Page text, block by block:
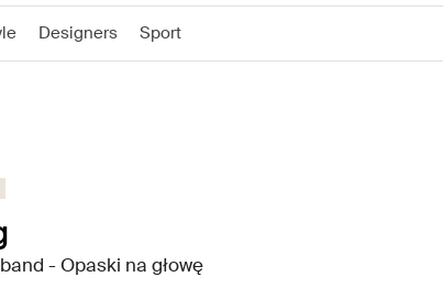
Designers Sport
- Opaski na głowę